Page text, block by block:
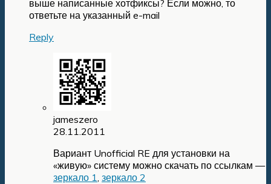
выше написанные хотфиксы? Если можно, то
ответьте на указанный e-mail
Reply
jameszero
28.11.2011
Вариант Unofficial RE для установки на
«живую» систему можно скачать по ссылкам —
зеркало 1 зеркало 2